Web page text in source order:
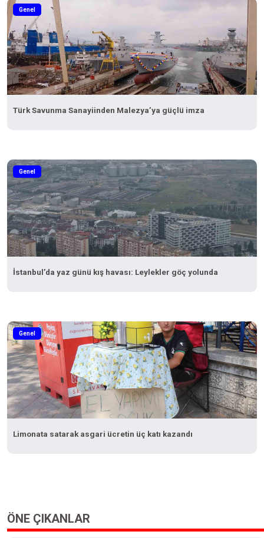
Genel
Türk Savunma Sanayiinden Malezya’ya güçlü imza
Genel
İstanbul’da yaz günü kış havası: Leylekler göç yolunda
Genel
Limonata satarak asgari ücretin üç katı kazandı
ÖNE ÇIKANLAR